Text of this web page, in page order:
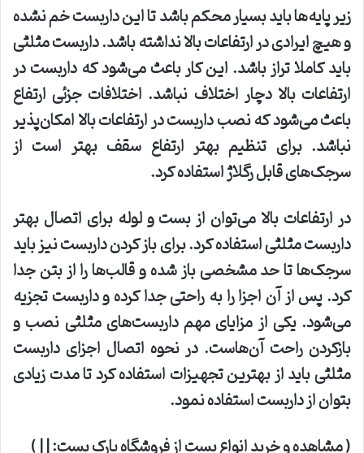
زیر پایه‌ها باید بسیار محکم باشد تا این داربست خم نشده
و هیچ ایرادی در ارتفاعات بالا نداشته باشد. داربست مثلثی
باید کاملا تراز باشد. این کار باعث می‌شود که داربست در
ارتفاعات بالا دچار اختلاف نباشد. اختلافات جزئی ارتفاع
باعث می‌شود که نصب داربست در ارتفاعات بالا امکان‌پذیر
نباشد.برای تنظیم بهتر ارتفاع سقف بهتر است از
سرجک‌های قابل رگلاژ استفاده کرد.
در ارتفاعات بالا می‌توان از بست و لوله برای اتصال بهتر
داربست مثلثی استفاده کرد. برای باز کردن داربست نیز باید
سرجک‌ها تا حد مشخصی باز شده و قالب‌ها را از بتن جدا
کرد. پس از آن اجزا را به راحتی جدا کرده و داربست تجزیه
می‌شود. یکی از مزایای مهم داربست‌های مثلثی نصب و
بازکردن راحت آن‌هاست. در نحوه اتصال اجزای داربست
مثلثی باید از بهترین تجهیزات استفاده کرد تا مدت زیادی
بتوان از داربست استفاده نمود.